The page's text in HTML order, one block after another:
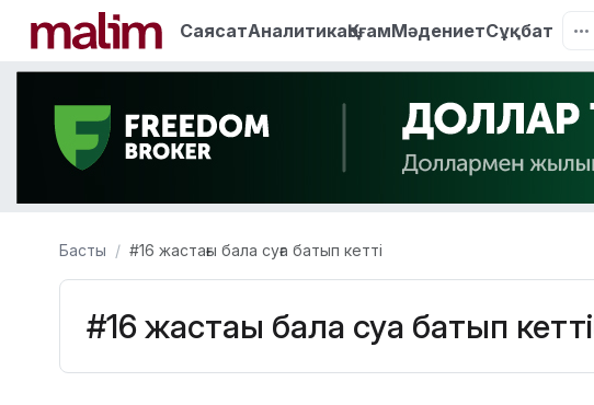
СаясатАналитикаҚоғамМәдениетСұқбат
Басты #16 жастағы бала суға батып кетті
#16 жастағы бала суға батып кетті